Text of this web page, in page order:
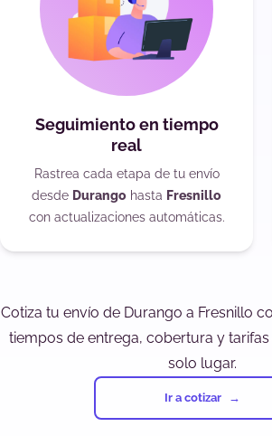
Seguimiento en tiempo
real
Rastrea cada etapa de tu envío
desde Durango hasta Fresnillo
con actualizaciones automáticas.
Cotiza tu envío de Durango a Fresnillo
tiempos de entrega, cobertura y
solo lugar.
Ir a cotizar